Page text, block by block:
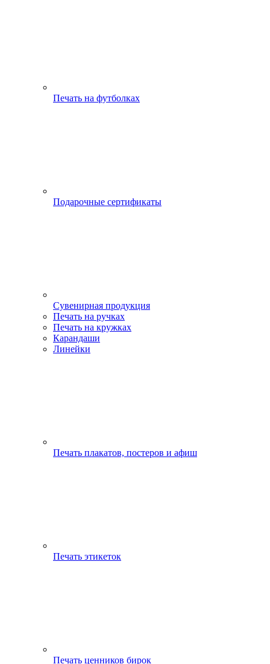
Печать на футболках
Подарочные сертификаты
Сувенирная продукция
Печать на ручках
Печать на кружках
Карандаши
Линейки
Печать плакатов, постеров и афиш
Печать этикеток
Печать ценников бирок